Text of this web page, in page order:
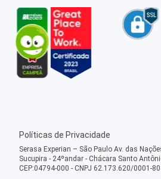
Políticas de Privacidade
Serasa Experian – São Paulo Av. das
Sucupira - 24ºandar - Chácara Santo
CEP:04794-000 - CNPJ 62.173.620/0001-80